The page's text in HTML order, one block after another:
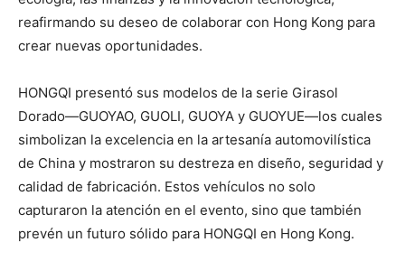
reafirmando su deseo de colaborar con Hong Kong para
crear nuevas oportunidades.
HONGQI presentó sus modelos de la serie Girasol
Dorado—GUOYAO, GUOLI, GUOYA y GUOYUE—los cuales
simbolizan la excelencia en la artesanía automovilística
de China y mostraron su destreza en diseño, seguridad y
calidad de fabricación. Estos vehículos no solo
capturaron la atención en el evento, sino que también
prevén un futuro sólido para HONGQI en Hong Kong.